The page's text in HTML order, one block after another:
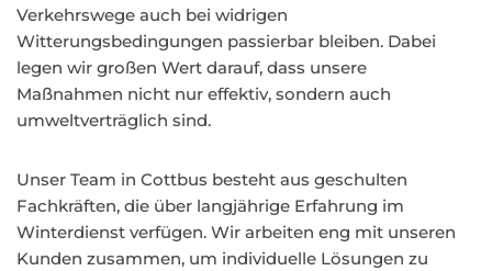
Verkehrswege auch bei widrigen
Witterungsbedingungen passierbar bleiben. Dabei
legen wir großen Wert darauf, dass unsere
Maßnahmen nicht nur effektiv, sondern auch
umweltverträglich sind.
Unser Team in Cottbus besteht aus geschulten
Fachkräften, die über langjährige Erfahrung im
Winterdienst verfügen. Wir arbeiten eng mit unseren
Kunden zusammen, um individuelle Lösungen zu